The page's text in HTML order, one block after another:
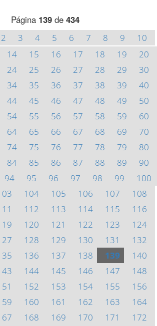
Página 139de 434
2 3 4 5 6 7 8 9
10
14 15 16 17 18 19
20
24 25 26 27 28 29
30
34 35 36 37 38 39
40
44 45 46 47 48 49
50
54 55 56 57 58 59
60
64 65 66 67 68 69
70
74 75 76 77 78 79
80
84 85 86 87 88 89
90
94 95 96 97 98 99
100
104 105 106 107
108
112 113 114 115
116
120 121 122 123
124
128 129 130 131
132
136 137 138 139
140
144 145 146 147
148
152 153 154 155
156
160 161 162 163
164
168 169 170 171
172